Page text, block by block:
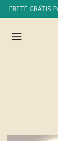
FRETE GRÁTIS